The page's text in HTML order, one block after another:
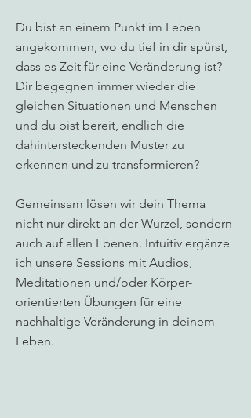
Du bist an einem Punkt im Leben
angekommen, wo du tief in dir spürst,
dass es Zeit für eine Veränderung ist?
Dir begegnen immer wieder die
gleichen Situationen und Menschen
und du bist bereit, endlich die
dahintersteckenden Muster zu
erkennen und zu transformieren?
Gemeinsam lösen wir dein Thema
nicht nur direkt an der Wurzel, sondern
auch auf allen Ebenen. Intuitiv ergänze
ich unsere Sessions mit Audios,
Meditationen und/oder Körper-
orientierten Übungen für eine
nachhaltige Veränderung in deinem
Leben.